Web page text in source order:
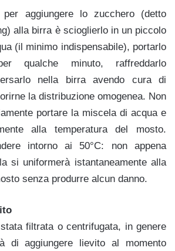
per aggiungere lo zucchero (detto
alla birra è scioglierlo in un piccolo
(il minimo indispensabile), portarlo
qualche minuto, raffreddarlo
nella birra avendo cura di
la distribuzione omogenea. Non
portare la miscela di acqua e
alla temperatura del mosto.
intorno ai 50°C: non appena
si uniformerà istantaneamente alla
senza produrre alcun danno.
filtrata o centrifugata, in genere
di aggiungere lievito al momento